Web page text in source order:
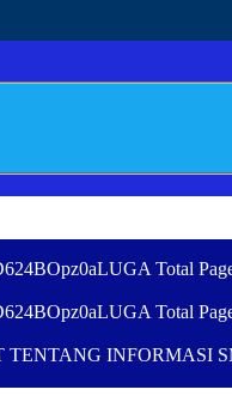
Total
Total
INFORMASI